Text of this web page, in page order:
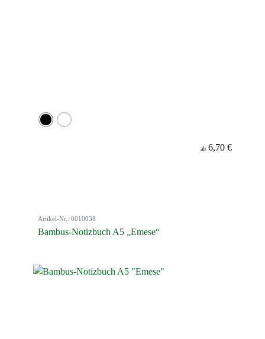
ab 6,70 €
Artikel-Nr.: 0010038
Bambus-Notizbuch A5 „Emese“